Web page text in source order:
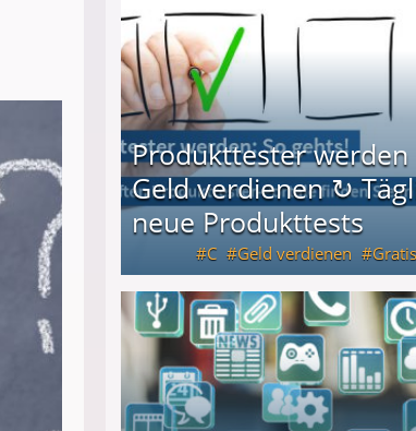
Produkttester
Geld verdienen ↻
neue Produkttests
C Geld verdienen
verdienen ↻ Täglich neue Produkttests